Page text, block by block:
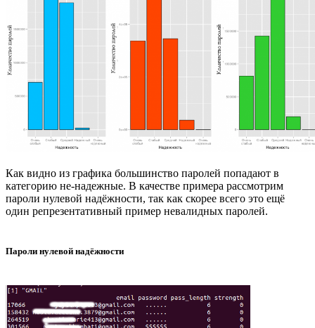
Как видно из графика большинство паролей попадают в
категорию не-надежные. В качестве примера рассмотрим
пароли нулевой надёжности, так как скорее всего это ещё
один репрезентативный пример невалидных паролей.
Пароли нулевой надёжности